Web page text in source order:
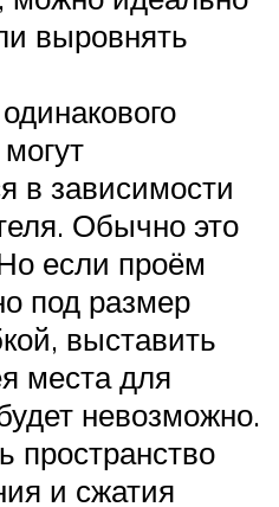
выровнять
в зависимости
Обычно это
если проём
под размер
выставить
места для
невозможно.
пространство
и сжатия